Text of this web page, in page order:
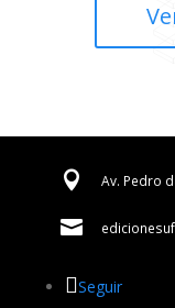
 Av. Pedro

Seguir